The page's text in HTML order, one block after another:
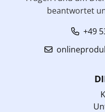
beantwortet
+49